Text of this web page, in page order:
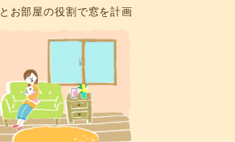
お部屋の役割で窓を計画